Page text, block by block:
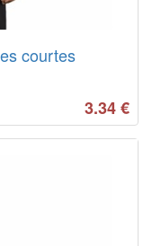
courtes
3.34€